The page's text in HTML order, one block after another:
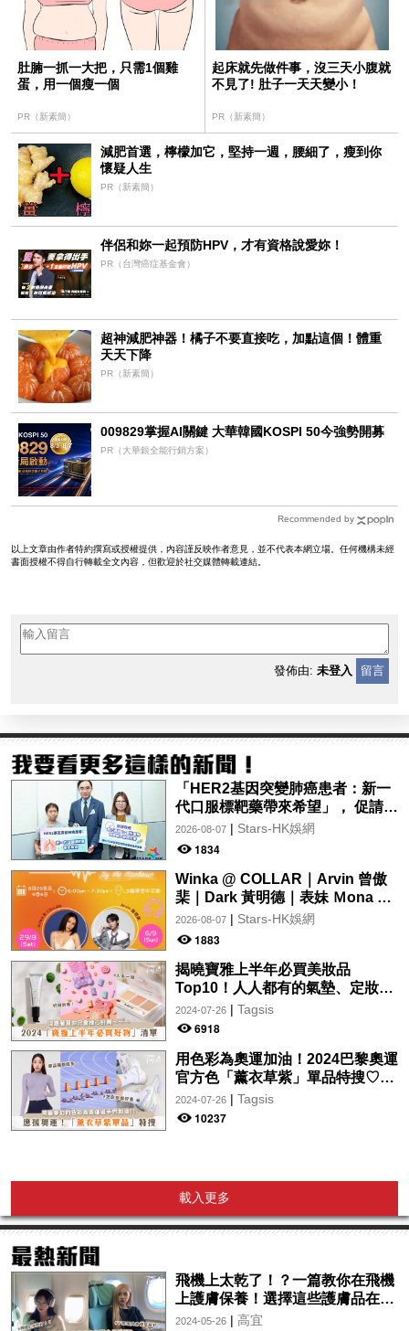
肚腩一抓一大把，只需1個雞
蛋，用一個瘦一個
PR（新素簡）
起床就先做件事，沒三天小腹就
不見了! 肚子一天天變小！
PR（新素簡）
減肥首選，檸檬加它，堅持一週，腰細了，瘦到你
懷疑人生
PR（新素簡）
伴侶和妳一起預防HPV，才有資格說愛妳！
PR（台灣癌症基金會）
超神減肥神器！橘子不要直接吃，加點這個！體重
天天下降
PR（新素簡）
009829掌握AI關鍵 大華韓國KOSPI 50今強勢開募
PR（大華銀全能行銷方案）
Recommended by
以上文章由作者特約撰寫或授權提供，內容謹反映作者意見，並不代表本網立場。任何機構未經
書面授權不得自行轉載全文內容，但歡迎於社交媒體轉載連結。
發佈由: 未登入 留言
「HER2基因突變肺癌患者：新一
代口服標靶藥帶來希望」， 促請政
府加快納入藥物名冊，助患者及早
受惠
2026-08-07| Stars-HK娛網
1834
Winka @ COLLAR｜Arvin 曾傲
棐｜Dark 黃明德｜表妹 Ｍona 8
月29日起登陸L5維港空中花園 |
wwwtc mall 首度呈獻「Music
2026-08-07| Stars-HK娛網
1883
揭曉寶雅上半年必買美妝品
Top10！人人都有的氣墊、定妝噴
霧、保養品～幫你找到最值得入手
的好物♡
2024-07-26| Tagsis
6918
用色彩為奧運加油！2024巴黎奧運
官方色「薰衣草紫」單品特搜♡讓
你從頭到腳、隨時充滿奧運氛圍～
2024-07-26| Tagsis
10237
載入更多
飛機上太乾了！？一篇教你在飛機
上護膚保養！選擇這些護膚品在飛
機上使用吧！
2024-05-26| 高宜